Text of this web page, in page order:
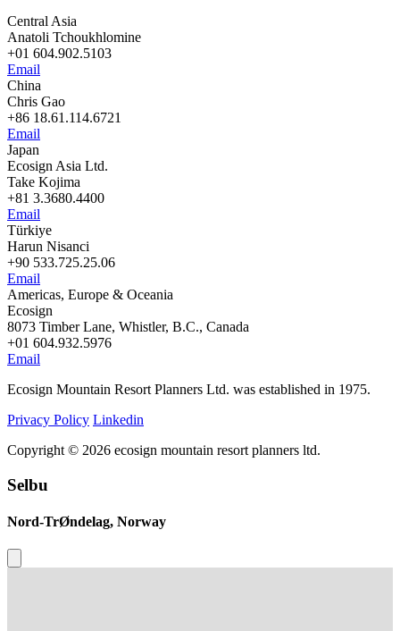
Central Asia
Anatoli Tchoukhlomine
+01 604.902.5103
Email
China
Chris Gao
+86 18.61.114.6721
Email
Japan
Ecosign Asia Ltd.
Take Kojima
+81 3.3680.4400
Email
Türkiye
Harun Nisanci
+90 533.725.25.06
Email
Americas, Europe & Oceania
Ecosign
8073 Timber Lane, Whistler, B.C., Canada
+01 604.932.5976
Email
Ecosign Mountain Resort Planners Ltd. was established in 1975.
Privacy Policy Linkedin
Copyright © 2026 ecosign mountain resort planners ltd.
Selbu
Nord-TrØndelag, Norway